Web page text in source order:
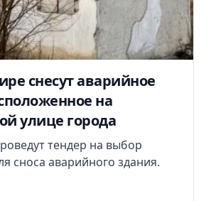
снесут аварийное
на
улице города
тендер на выбор
сноса аварийного здания.